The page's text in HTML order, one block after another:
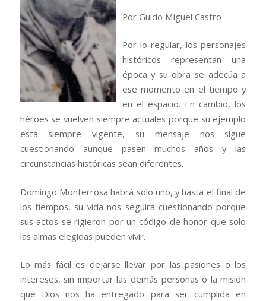
Por Guido Miguel Castro
Por lo regular, los personajes
históricos representan una
época y su obra se adecúa a
ese momento en el tiempo y
en el espacio. En cambio, los
héroes se vuelven siempre actuales porque su ejemplo
está siempre vigente, su mensaje nos sigue
cuestionando aunque pasen muchos años y las
circunstancias históricas sean diferentes.
Domingo Monterrosa habrá solo uno, y hasta el final de
los tiempos, su vida nos seguirá cuestionando porque
sus actos se rigieron por un código de honor que solo
las almas elegidas pueden vivir.
Lo más fácil es dejarse llevar por las pasiones o los
intereses, sin importar las demás personas o la misión
que Dios nos ha entregado para ser cumplida en